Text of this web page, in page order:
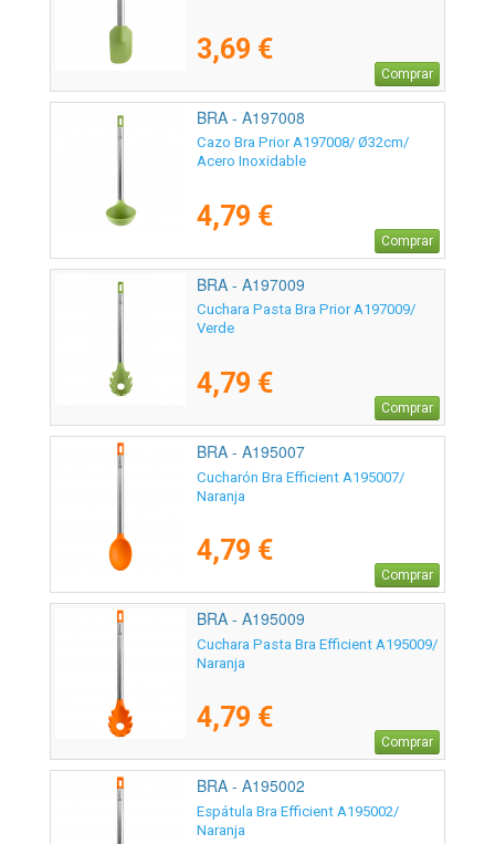
3,69 €
Comprar
BRA - A197008
Cazo Bra Prior A197008/ Ø32cm/
Acero Inoxidable
4,79 €
Comprar
BRA - A197009
Cuchara Pasta Bra Prior A197009/
Verde
4,79 €
Comprar
BRA - A195007
Cucharón Bra Efficient A195007/
Naranja
4,79 €
Comprar
BRA - A195009
Cuchara Pasta Bra Efficient A195009/
Naranja
4,79 €
Comprar
BRA - A195002
Espátula Bra Efficient A195002/
Naranja